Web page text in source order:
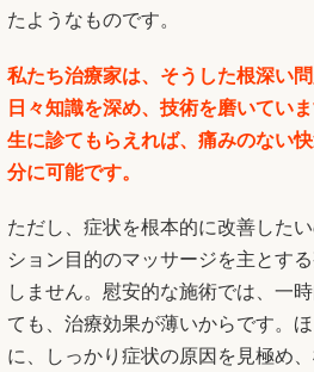
たようなものです。
私たち治療家は、そうした根深い
日々知識を深め、技術を磨いてい
生に診てもらえれば、痛みのない
分に可能です。
ただし、症状を根本的に改善した
ション目的のマッサージを主とす
しません。慰安的な施術では、一
ても、治療効果が薄いからです。
に、しっかり症状の原因を見極め